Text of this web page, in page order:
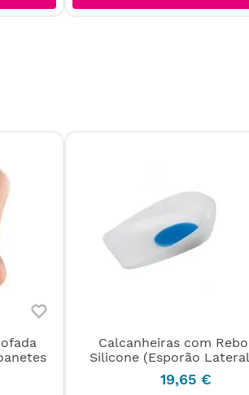
Calcanheiras com
Silicone (Esporão
19,65 €